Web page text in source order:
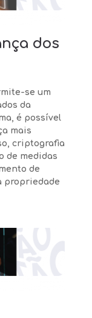
dos
se um
da
é possível
mais
criptografia
de medidas
de
propriedade